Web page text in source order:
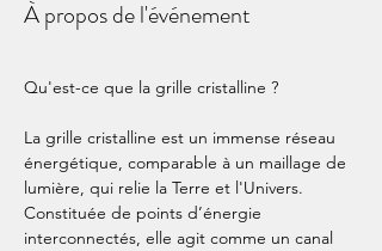
À propos de l'événement
Qu'est-ce que la grille cristalline ?
La grille cristalline est un immense réseau
énergétique, comparable à un maillage de
lumière, qui relie la Terre et l'Univers.
Constituée de points d’énergie
interconnectés, elle agit comme un canal